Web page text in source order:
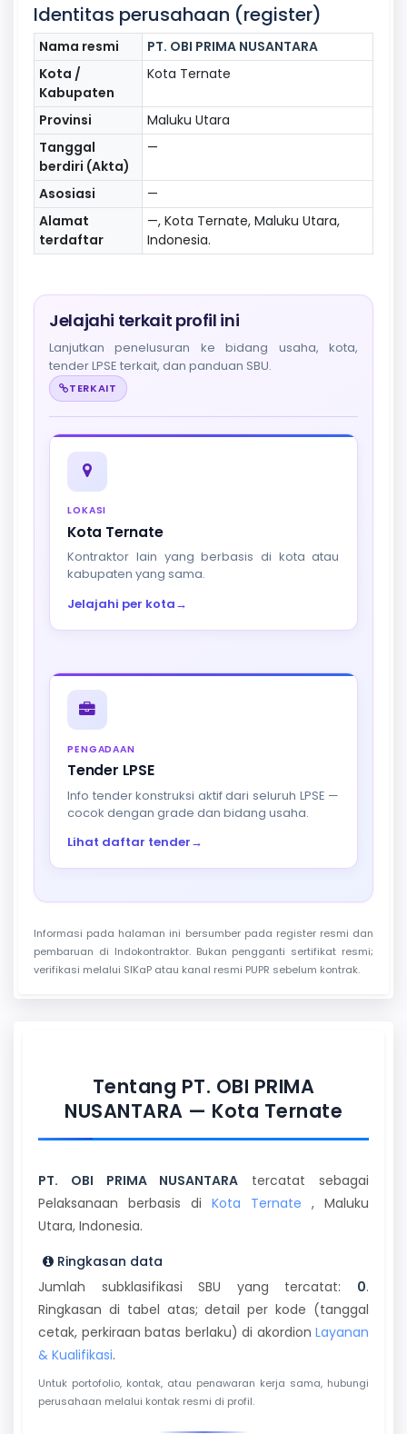
Identitas perusahaan (register)
Nama resmi
PT. OBI PRIMA NUSANTARA
Kota /
Kabupaten
Kota Ternate
Provinsi
Maluku Utara
Tanggal
berdiri (Akta)
—
Asosiasi
—
Alamat
terdaftar
—, Kota Ternate, Maluku Utara,
Indonesia.
Jelajahi terkait profil ini
Lanjutkan penelusuran ke bidang usaha, kota,
tender LPSE terkait, dan panduan SBU.
TERKAIT
LOKASI
Kota Ternate
Kontraktor lain yang berbasis di kota atau
kabupaten yang sama.
Jelajahi per kota→
PENGADAAN
Tender LPSE
Info tender konstruksi aktif dari seluruh LPSE —
cocok dengan grade dan bidang usaha.
Lihat daftar tender→
Informasi pada halaman ini bersumber pada register resmi dan
pembaruan di Indokontraktor. Bukan pengganti sertifikat resmi;
verifikasi melalui SIKaP atau kanal resmi PUPR sebelum kontrak.
Tentang PT. OBI PRIMA
NUSANTARA — Kota Ternate
PT. OBI PRIMA NUSANTARA tercatat sebagai
Pelaksanaan berbasis di Kota Ternate , Maluku
Utara, Indonesia.
Ringkasan data
Jumlah subklasifikasi SBU yang tercatat: 0.
Ringkasan di tabel atas; detail per kode (tanggal
cetak, perkiraan batas berlaku) di akordion Layanan
& Kualifikasi.
Untuk portofolio, kontak, atau penawaran kerja sama, hubungi
perusahaan melalui kontak resmi di profil.